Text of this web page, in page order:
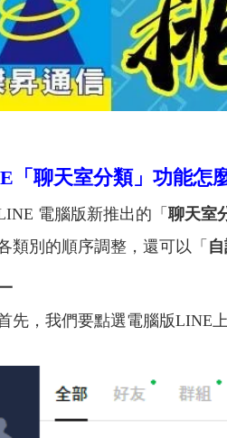
「 聊天室分類」功能怎
電腦版新推出的「 聊天室
類別的順序調整，還可以「
，我們要點選電腦版LINE上